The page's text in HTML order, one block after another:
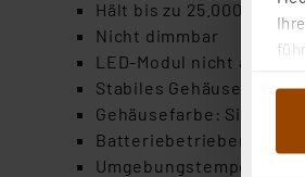
Hält bis zu 25.000
Nicht dimmbar
LED-Modul nicht
Stabiles Gehäuse aus
Gehäusefarbe: Silber
Batteriebetrieben